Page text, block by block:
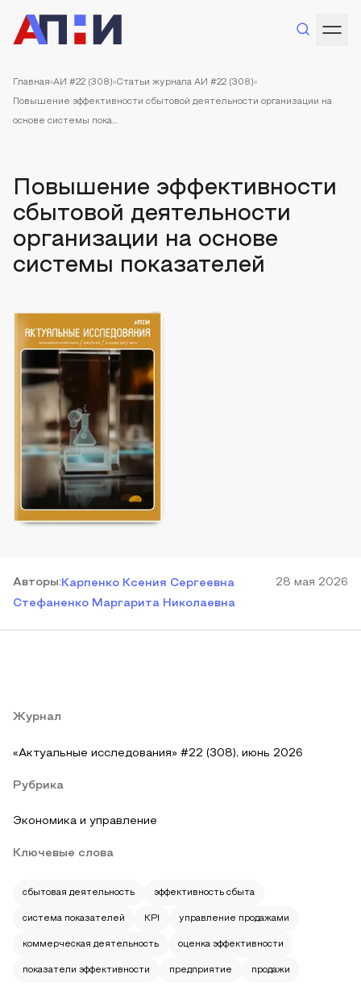
Главная АИ #22 (308) Статьи журнала АИ #22 (308)
Повышение эффективности сбытовой деятельности организации на
основе системы пока...
Повышение эффективности
сбытовой деятельности
организации на основе
системы показателей
Авторы:Карпенко Ксения Сергеевна
Стефаненко Маргарита Николаевна
28 мая 2026
Журнал
«Актуальные исследования» #22 (308), июнь 2026
Рубрика
Экономика и управление
Ключевые слова
сбытовая деятельность эффективность сбыта
система показателей KPI управление продажами
коммерческая деятельность оценка эффективности
показатели эффективности предприятие продажи